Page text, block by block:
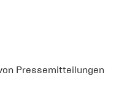
Pressemitteilungen